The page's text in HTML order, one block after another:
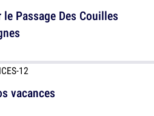
Passage Des Couilles
vacances